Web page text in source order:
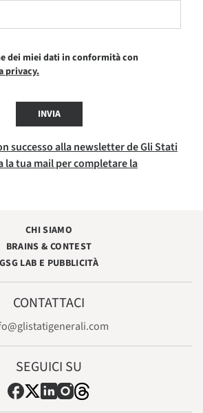
dei miei dati in conformità con
privacy.
INVIA
successo alla newsletter de Gli Stati
la tua mail per completare la
CHI SIAMO
BRAINS & CONTEST
GSG LAB E PUBBLICITÀ
CONTATTACI
SEGUICI SU